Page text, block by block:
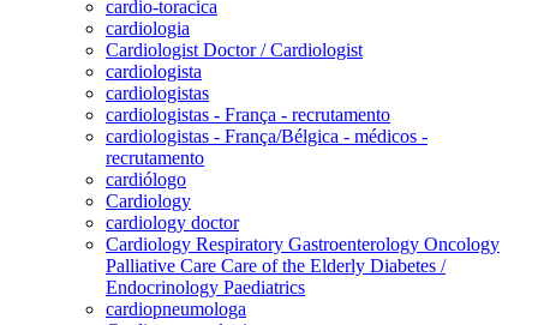
cardio-toracica
cardiologia
Cardiologist Doctor / Cardiologist
cardiologista
cardiologistas
cardiologistas - França - recrutamento
cardiologistas - França/Bélgica - médicos -
recrutamento
cardiólogo
Cardiology
cardiology doctor
Cardiology Respiratory Gastroenterology Oncology
Palliative Care Care of the Elderly Diabetes /
Endocrinology Paediatrics
cardiopneumologa